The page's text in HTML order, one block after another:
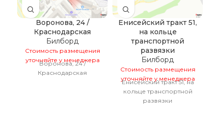
Воронова, 24 /
Краснодарская
Билборд
Стоимость размещения
уточняйте у менеджера
Воронова, 24 /
Краснодарская
Енисейский тракт 51,
на кольце
транспортной
развязки
Билборд
Стоимость размещения
уточняйте у менеджера
Енисейский тракт 51, на
кольце транспортной
развязки